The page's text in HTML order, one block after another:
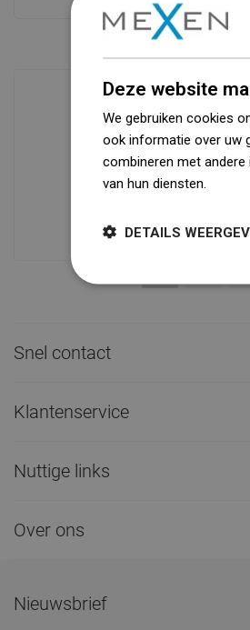
Beschikbaarheid van
Een modern logistiek
oppervlakte van 31.000 m²
dan 1500.000 beschikbare
Snel contact
Klantenservice
Nuttige links
Over ons
Nieuwsbrief
Deze website
We gebruiken cookies
ook informatie over uw
combineren met
van hun diensten.
DETAILS